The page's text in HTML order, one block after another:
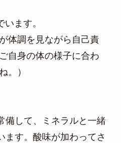
ます。
体調を見ながら自己責
自身の体の様子に合わ
。）
備して、ミネラルと一緒
ます。酸味が加わってさ